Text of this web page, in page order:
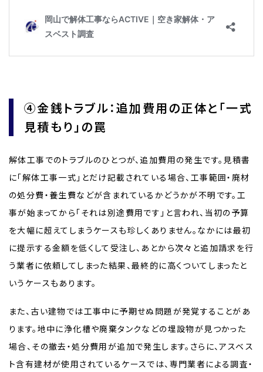
④金銭トラブル：追加費用の正体と「一式
見積もり」の罠
解体工事でのトラブルのひとつが、追加費用の発生です。見積書
に「解体工事一式」とだけ記載されている場合、工事範囲・廃材
の処分費・養生費などが含まれているかどうかが不明です。工
事が始まってから「それは別途費用です」と言われ、当初の予算
を大幅に超えてしまうケースも珍しくありません。なかには最初
に提示する金額を低くして受注し、あとから次々と追加請求を行
う業者に依頼してしまった結果、最終的に高くついてしまったと
いうケースもあります。
また、古い建物では工事中に予期せぬ問題が発覚することがあ
ります。地中に浄化槽や廃棄タンクなどの埋設物が見つかった
場合、その撤去・処分費用が追加で発生します。さらに、アスベス
ト含有建材が使用されているケースでは、専門業者による調査・